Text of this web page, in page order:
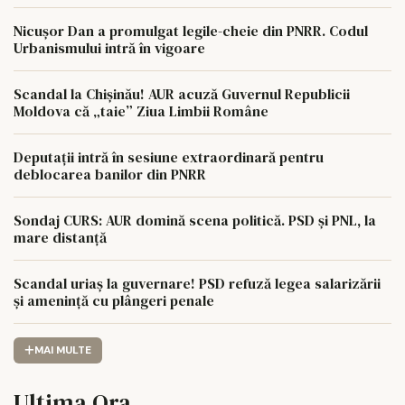
Nicușor Dan a promulgat legile-cheie din PNRR. Codul
Urbanismului intră în vigoare
Scandal la Chișinău! AUR acuză Guvernul Republicii
Moldova că „taie” Ziua Limbii Române
Deputații intră în sesiune extraordinară pentru
deblocarea banilor din PNRR
Sondaj CURS: AUR domină scena politică. PSD și PNL, la
mare distanță
Scandal uriaș la guvernare! PSD refuză legea salarizării
și amenință cu plângeri penale
MAI MULTE